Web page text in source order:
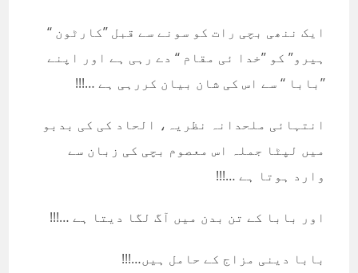
ایک ننھی بچی رات کو سونے سے قبل ’’کارٹون ‘‘
ہیرو”‍ کو ’’خدا ئی مقام ‘‘ دے رہی ہے اور اپنے
’’بابا ‘‘ سے اس کی شان بیان کررہی ہے …!!!
انتہائی ملحدانہ نظریہ، الحاد کی کی بدبو
میں لپٹا جملہ اس معصوم بچی کی زبان سے
وارد ہوتا ہے …!!!
اور بابا کے تن بدن میں آگ لگا دیتا ہے …!!!
بابا دینی مزاج کے حامل ہیں…!!!